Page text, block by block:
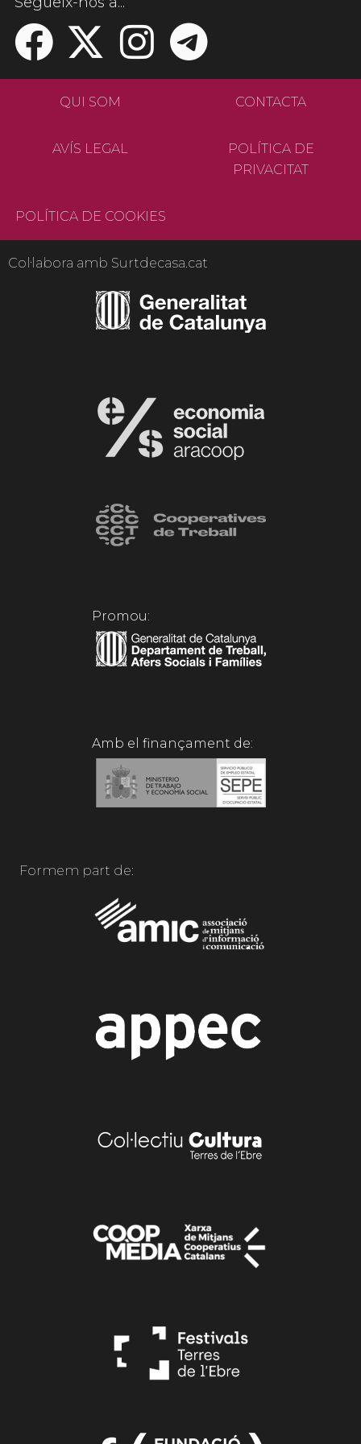
QUI SOM CONTACTA
AVÍS LEGAL
POLÍTICA DE
PRIVACITAT
POLÍTICA DE COOKIES
Col·labora amb Surtdecasa.cat
Promou:
Amb el finançament de:
Formem part de: